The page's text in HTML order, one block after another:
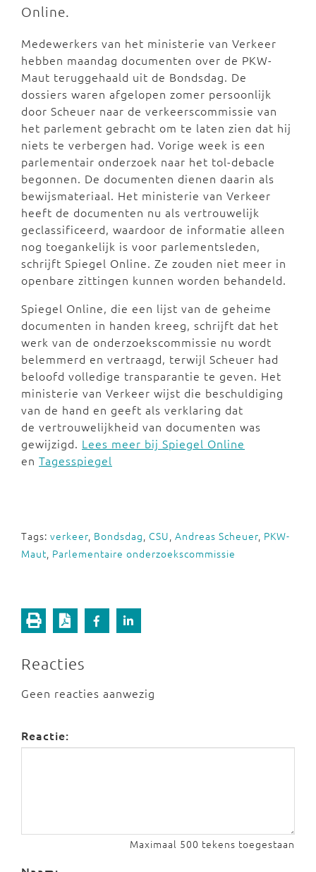
Online.
Medewerkers van het ministerie van Verkeer
hebben maandag documenten over de PKW-
Maut teruggehaald uit de Bondsdag. De
dossiers waren afgelopen zomer persoonlijk
door Scheuer naar de verkeerscommissie van
het parlement gebracht om te laten zien dat hij
niets te verbergen had. Vorige week is een
parlementair onderzoek naar het tol-debacle
begonnen. De documenten dienen daarin als
bewijsmateriaal. Het ministerie van Verkeer
heeft de documenten nu als vertrouwelijk
geclassificeerd, waardoor de informatie alleen
nog toegankelijk is voor parlementsleden,
schrijft Spiegel Online. Ze zouden niet meer in
openbare zittingen kunnen worden behandeld.
Spiegel Online, die een lijst van de geheime
documenten in handen kreeg, schrijft dat het
werk van de onderzoekscommissie nu wordt
belemmerd en vertraagd, terwijl Scheuer had
beloofd volledige transparantie te geven. Het
ministerie van Verkeer wijst die beschuldiging
van de hand en geeft als verklaring dat
de vertrouwelijkheid van documenten was
gewijzigd. Lees meer bij Spiegel Online
en Tagesspiegel
Tags: verkeer, Bondsdag, CSU, Andreas Scheuer, PKW-
Maut, Parlementaire onderzoekscommissie
Reacties
Geen reacties aanwezig
Reactie:
Maximaal 500 tekens toegestaan